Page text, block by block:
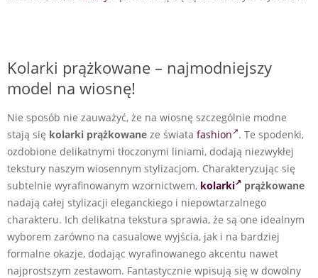
Kolarki prążkowane – najmodniejszy
model na wiosnę!
Nie sposób nie zauważyć, że na wiosnę szczególnie modne
stają się kolarki prążkowane ze świata fashion . Te spodenki,
ozdobione delikatnymi tłoczonymi liniami, dodają niezwykłej
tekstury naszym wiosennym stylizacjom. Charakteryzując się
subtelnie wyrafinowanym wzornictwem, kolarki
prążkowane
nadają całej stylizacji eleganckiego i niepowtarzalnego
charakteru. Ich delikatna tekstura sprawia, że są one idealnym
wyborem zarówno na casualowe wyjścia, jak i na bardziej
formalne okazje, dodając wyrafinowanego akcentu nawet
najprostszym zestawom. Fantastycznie wpisują się w dowolny